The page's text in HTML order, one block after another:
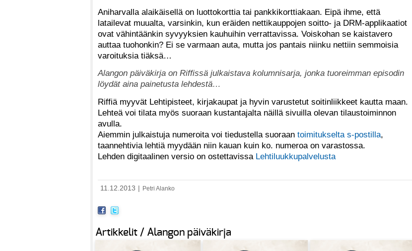
Aniharvalla alaikäisellä on luottokorttia tai pankkikorttiakaan. Eipä ihme, että
latailevat muualta, varsinkin, kun eräiden nettikauppojen soitto- ja DRM-applikaatiot
ovat vähintäänkin syvyyksien kauhuihin verrattavissa. Voiskohan se kaistavero
auttaa tuohonkin? Ei se varmaan auta, mutta jos pantais niinku nettiin semmoisia
varoituksia tiäksä…
Alangon päiväkirja on Riffissä julkaistava kolumnisarja, jonka tuoreimman episodin
löydät aina painetusta lehdestä…
Riffiä myyvät Lehtipisteet, kirjakaupat ja hyvin varustetut soitinliikkeet kautta maan.
Lehteä voi tilata myös suoraan kustantajalta näillä sivuilla olevan tilaustoiminnon
avulla.
Aiemmin julkaistuja numeroita voi tiedustella suoraan toimitukselta s-postilla,
taannehtivia lehtiä myydään niin kauan kuin ko. numeroa on varastossa.
Lehden digitaalinen versio on ostettavissa Lehtiluukkupalvelusta
11.12.2013 Petri Alanko
Artikkelit / Alangon päiväkirja